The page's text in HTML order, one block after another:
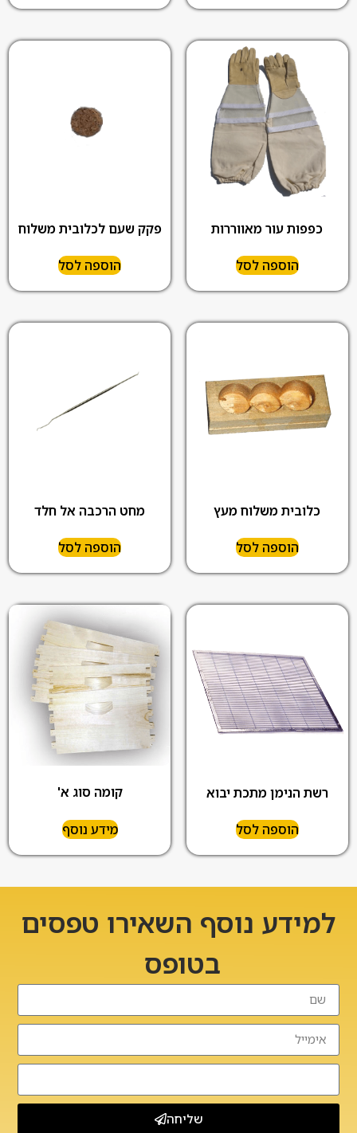
כפפות עור מאווררות
הוספה לסל
פקק שעם לכלובית משלוח
הוספה לסל
כלובית משלוח מעץ
הוספה לסל
מחט הרכבה אל חלד
הוספה לסל
רשת הנימן מתכת יבוא
הוספה לסל
קומה סוג א'
מידע נוסף
למידע נוסף השאירו טפסים
בטופס
שליחה